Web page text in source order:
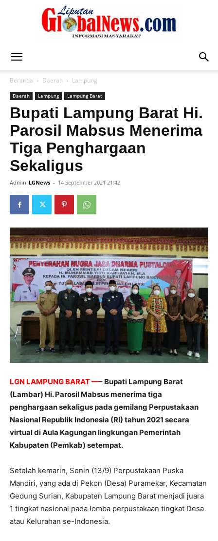
News
Beranda Daerah Lampung
Daerah Lampung Lampung Barat
Bupati Lampung Barat Hi.
Parosil Mabsus Menerima
Tiga Penghargaan
Sekaligus
Admin LGNews - 14 September 2021 21:42
LGN LAMPUNG BARAT —– Bupati Lampung Barat
(Lambar) Hi. Parosil Mabsus menerima tiga
penghargaan sekaligus pada gemilang Perpustakaan
Nasional Republik Indonesia (RI) tahun 2021 secara
virtual di Aula Kagungan lingkungan Pemerintah
Kabupaten (Pemkab) setempat.
Setelah kemarin, Senin (13/9) Perpustakaan Puska
Mandiri, yang ada di Pekon (Desa) Puramekar, Kecamatan
Gedung Surian, Kabupaten Lampung Barat menjadi juara
1 tingkat nasional pada lomba perpustakaan tingkat Desa
atau Kelurahan se-Indonesia.